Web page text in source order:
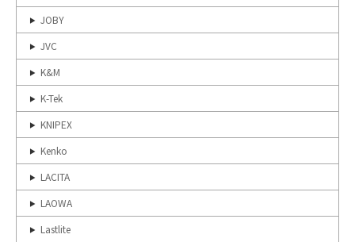
JOBY
JVC
K&M
K-Tek
KNIPEX
Kenko
LACITA
LAOWA
Lastlite